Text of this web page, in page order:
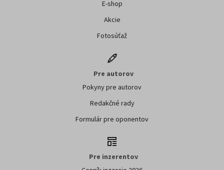
E-shop
Akcie
Fotosúťaž
Pre autorov
Pokyny pre autorov
Redakčné rady
Formulár pre oponentov
Pre inzerentov